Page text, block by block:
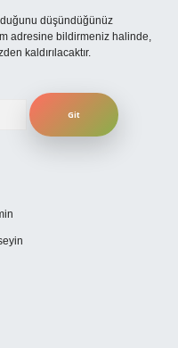
düşündüğünüz
adresine bildirmeniz halinde,
kaldırılacaktır.